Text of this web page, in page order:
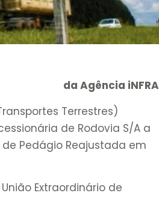
da Agência iNFRA
Terrestres)
de Rodovia S/A a
Pedágio Reajustada em
Extraordinário de